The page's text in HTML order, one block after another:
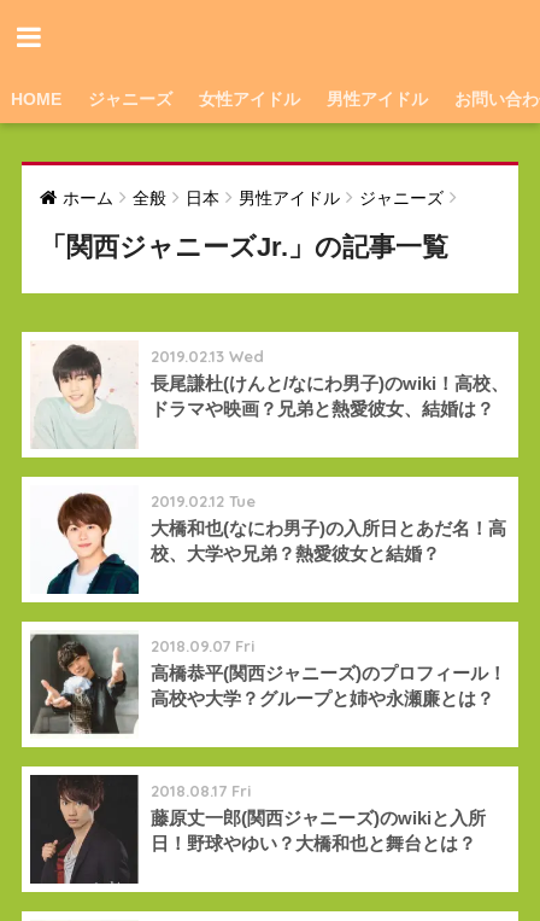
HOME ジャニーズ 女性アイドル 男性アイドル お問い合
ホーム 全般 日本 男性アイドル ジャニーズ
「関西ジャニーズJr.」の記事一覧
2019.02.13 Wed
長尾謙杜(けんと/なにわ男子)のwiki！高校、
ドラマや映画？兄弟と熱愛彼女、結婚は？
2019.02.12 Tue
大橋和也(なにわ男子)の入所日とあだ名！高
校、大学や兄弟？熱愛彼女と結婚？
2018.09.07 Fri
高橋恭平(関西ジャニーズ)のプロフィール！
高校や大学？グループと姉や永瀬廉とは？
2018.08.17 Fri
藤原丈一郎(関西ジャニーズ)のwikiと入所
日！野球やゆい？大橋和也と舞台とは？